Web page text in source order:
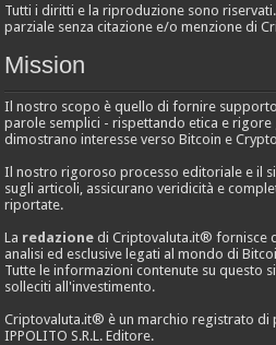
Tutti i diritti e la riproduzione sono
parziale senza citazione e/o menzione di
Mission
Il nostro scopo è quello di fornire
parole semplici - rispettando etica e
dimostrano interesse verso Bitcoin e
Il nostro rigoroso processo editoriale e il
sugli articoli, assicurano veridicità e
riportate.
La redazione di Criptovaluta.it® fornisce
analisi ed esclusive legati al mondo di
Tutte le informazioni contenute su questo
solleciti all'investimento.
Criptovaluta.it® è un marchio registrato di
IPPOLITO S.R.L. Editore.